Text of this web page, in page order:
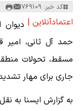
کد خبر: 769109
اعتمادآنلاین |
حمد آل ثانی،
مسقط، تحولات
جاری برای مهار
به گزارش ایسنا به نقل